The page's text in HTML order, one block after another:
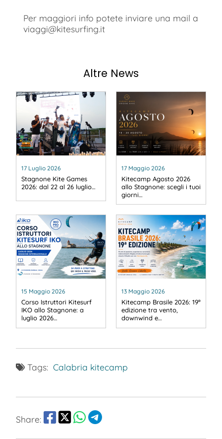
Per maggiori info potete inviare una mail a
viaggi@kitesurfing.it
Altre News
17 Luglio 2026
Stagnone Kite Games
2026: dal 22 al 26 luglio…
17 Maggio 2026
Kitecamp Agosto 2026
allo Stagnone: scegli i tuoi
giorni…
15 Maggio 2026
Corso Istruttori Kitesurf
IKO allo Stagnone: a
luglio 2026…
13 Maggio 2026
Kitecamp Brasile 2026: 19ª
edizione tra vento,
downwind e…
Tags: Calabria kitecamp
Share: